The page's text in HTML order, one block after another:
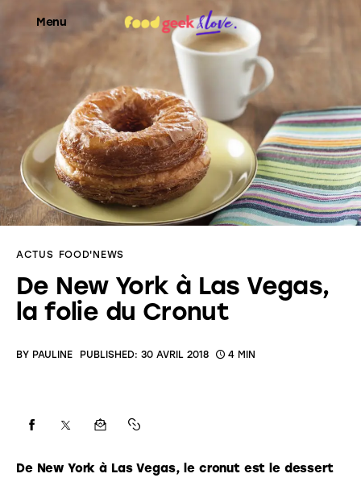
Menu
Food’News
Food’Com
Food’Art
Food’Life
ACTUS FOOD'NEWS
De New York à Las Vegas,
la folie du Cronut
BY PAULINE PUBLISHED: 30 AVRIL 2018 4 MIN
De New York à Las Vegas, le cronut est le dessert